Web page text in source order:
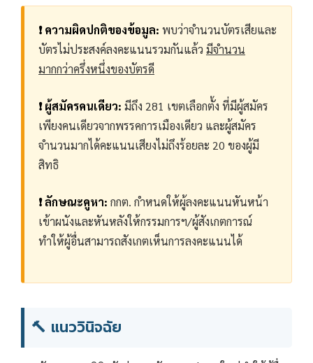
❗ ความผิดปกติของข้อมูล: พบว่าจำนวนบัตรเสียและ
บัตรไม่ประสงค์ลงคะแนนรวมกันแล้ว มีจำนวน
มากกว่าครึ่งหนึ่งของบัตรดี
❗ ผู้สมัครคนเดียว: มีถึง 281 เขตเลือกตั้ง ที่มีผู้สมัคร
เพียงคนเดียวจากพรรคการเมืองเดียว และผู้สมัคร
จำนวนมากได้คะแนนเสียงไม่ถึงร้อยละ 20 ของผู้มี
สิทธิ
❗ ลักษณะคูหา: กกต. กำหนดให้ผู้ลงคะแนนหันหน้า
เข้าผนังและหันหลังให้กรรมการฯ/ผู้สังเกตการณ์
ทำให้ผู้อื่นสามารถสังเกตเห็นการลงคะแนนได้
🔨 แนววินิจฉัย